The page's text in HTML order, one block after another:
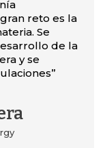
reto es la
Se
de la
y se